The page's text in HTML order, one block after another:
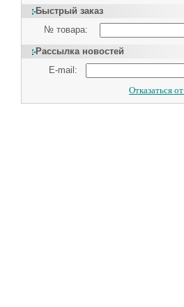
Быстрый заказ
№ товара:
Рассылка новостей
E-mail:
Отказаться